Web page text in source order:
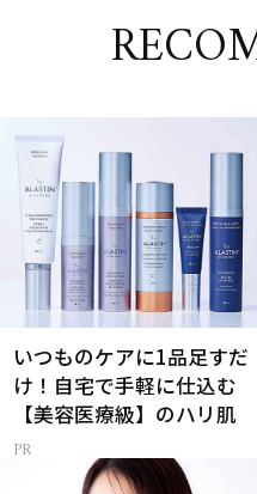
いつものケアに1品足すだ
け！自宅で手軽に仕込む
【美容医療級】のハリ肌